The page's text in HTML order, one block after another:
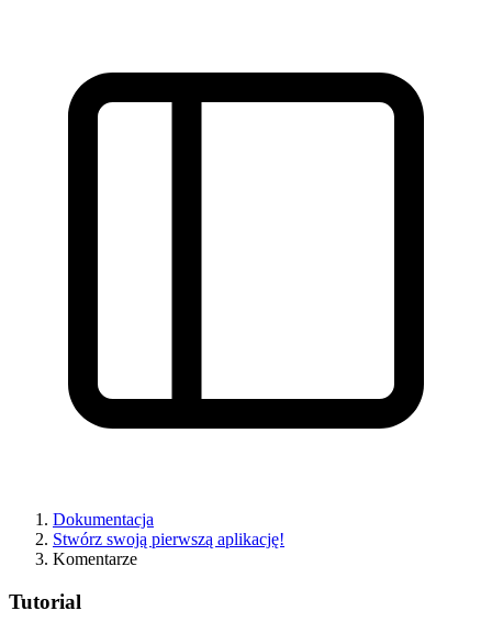
Dokumentacja
Stwórz swoją pierwszą aplikację!
Komentarze
Tutorial